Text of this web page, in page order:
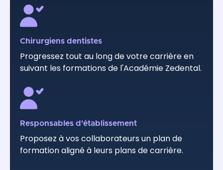
Chirurgiens dentistes
Progressez tout au long de votre carrière en
suivant les formations de l'Académie Zedental.
Responsables d'établissement
Proposez à vos collaborateurs un plan de
formation aligné à leurs plans de carrière.